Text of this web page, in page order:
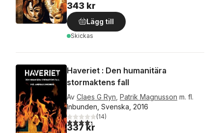
343 kr
Lägg till
Skickas
Haveriet : Den humanitära
stormaktens fall
Av Claes G Ryn Patrik Magnusson m. fl.
Inbunden, Svenska, 2016
4,3utav 5 stjärnor. Totalt antal röster:
(14)
337 kr